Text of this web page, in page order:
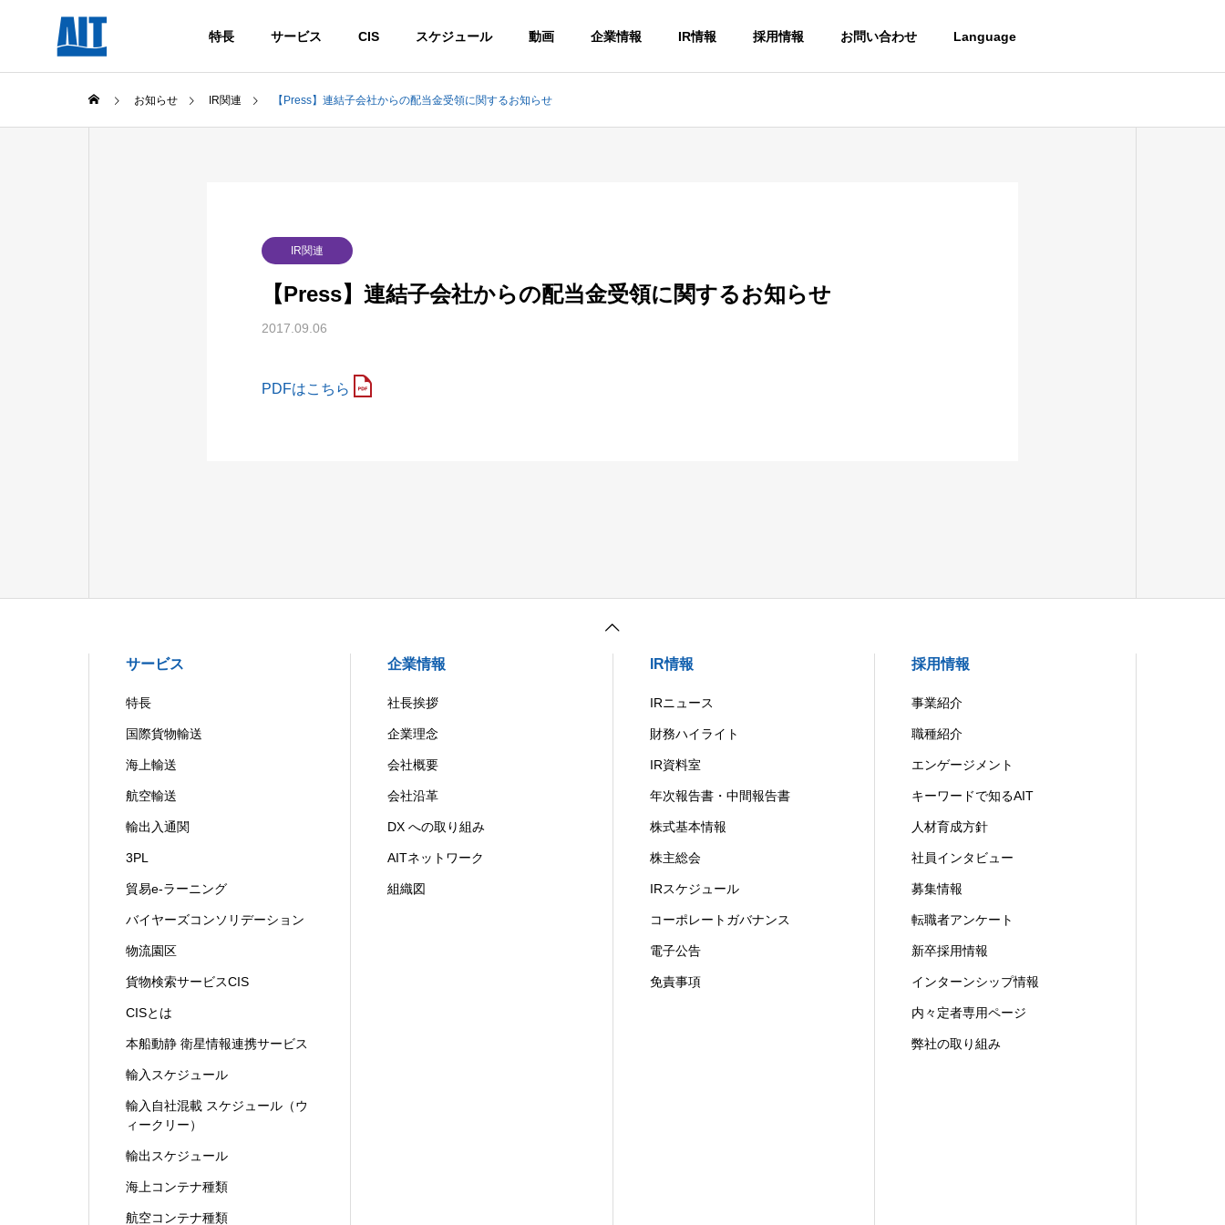
特長 サービス CIS スケジュール 動画 企業情報 IR情報 採用情報 お問い合わせ Language
お知らせ IR関連 【Press】連結子会社からの配当金受領に関するお知らせ
IR関連
【Press】連結子会社からの配当金受領に関するお知らせ
2017.09.06
PDFはこちら
サービス
特長
国際貨物輸送
海上輸送
航空輸送
輸出入通関
3PL
貿易e-ラーニング
バイヤーズコンソリデーション
物流園区
貨物検索サービスCIS
CISとは
本船動静 衛星情報連携サービス
輸入スケジュール
輸入自社混載 スケジュール（ウ
ィークリー）
輸出スケジュール
海上コンテナ種類
航空コンテナ種類
企業情報
社長挨拶
企業理念
会社概要
会社沿革
DX への取り組み
AITネットワーク
組織図
IR情報
IRニュース
財務ハイライト
IR資料室
年次報告書・中間報告書
株式基本情報
株主総会
IRスケジュール
コーポレートガバナンス
電子公告
免責事項
採用情報
事業紹介
職種紹介
エンゲージメント
キーワードで知るAIT
人材育成方針
社員インタビュー
募集情報
転職者アンケート
新卒採用情報
インターンシップ情報
内々定者専用ページ
弊社の取り組み